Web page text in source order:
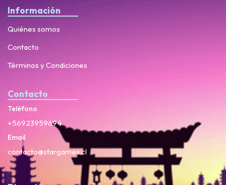
Información
Quiénes somos
Contacto
Términos y Condiciones
Contacto
Teléfono
+56923959694
Email
contacto@stargames.cl